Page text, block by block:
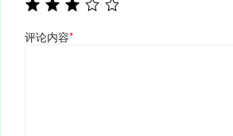
评论内容*